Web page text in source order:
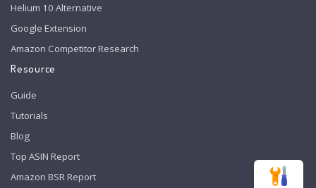
Helium 10 Alternative
Google Extension
Amazon Competitor Research
Resource
Guide
Tutorials
Blog
Top ASIN Report
Amazon BSR Report